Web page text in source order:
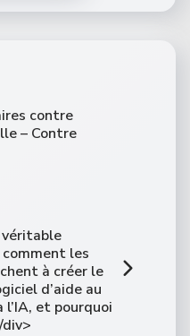
contre
– Contre
véritable
les
à créer le
d’aide au
et pourquoi